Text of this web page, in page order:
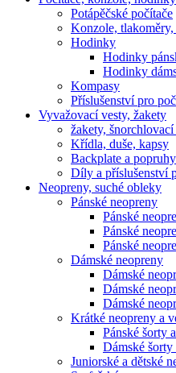
Potápěčské počítače
Konzole,
Hodinky
Hodinky
Hodinky
Kompasy
Příslušenství pro
Vyvažovací vesty, žakety
žakety,
Křídla, duše, kapsy
Backplate a popruhy
Díly a příslušenství
Neopreny, suché obleky
Pánské neopreny
Pánské
Pánské
Pánské
Dámské neopreny
Dámské
Dámské
Dámské
Krátké neopreny a
Pánské šorty
Dámské šorty
Juniorské a dětské